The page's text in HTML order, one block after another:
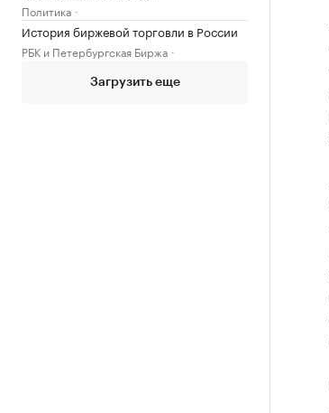
Политика
История биржевой торговли в России
РБК и Петербургская Биржа
Загрузить еще